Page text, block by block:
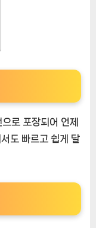
로 포장되어 언제
도 빠르고 쉽게 달